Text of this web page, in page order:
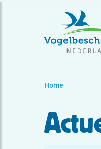
Home